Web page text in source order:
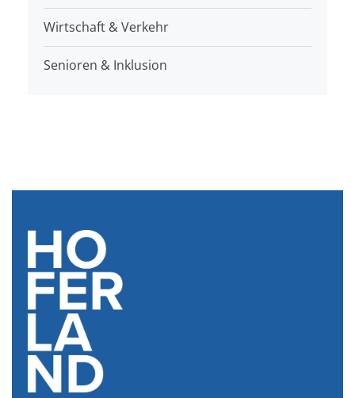
Wirtschaft & Verkehr
Senioren & Inklusion